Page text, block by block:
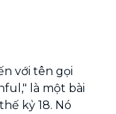
với tên gọi
là một bài
kỷ 18. Nó